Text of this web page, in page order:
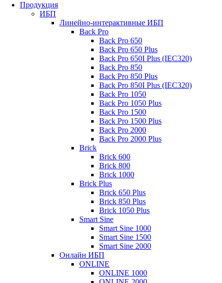
Продукция
ИБП
Линейно-интерактивные ИБП
Back Pro
Back Pro 650
Back Pro 650 Plus
Back Pro 650I Plus (IEC320)
Back Pro 850
Back Pro 850 Plus
Back Pro 850I Plus (IEC320)
Back Pro 1050
Back Pro 1050 Plus
Back Pro 1500
Back Pro 1500 Plus
Back Pro 2000
Back Pro 2000 Plus
Brick
Brick 600
Brick 800
Brick 1000
Brick Plus
Brick 650 Plus
Brick 850 Plus
Brick 1050 Plus
Smart Sine
Smart Sine 1000
Smart Sine 1500
Smart Sine 2000
Онлайн ИБП
ONLINE
ONLINE 1000